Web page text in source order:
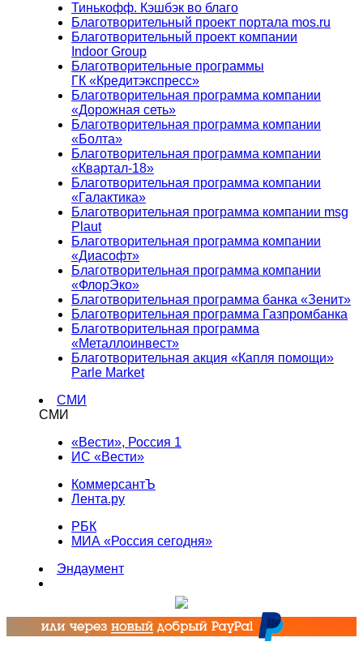
Тинькофф. Кэшбэк во благо
Благотворительный проект портала mos.ru
Благотворительный проект компании
Indoor Group
Благотворительные программы
ГК «Кредитэкспресс»
Благотворительная программа компании
«Дорожная сеть»
Благотворительная программа компании
«Болта»
Благотворительная программа компании
«Квартал-18»
Благотворительная программа компании
«Галактика»
Благотворительная программа компании msg
Plaut
Благотворительная программа компании
«Диасофт»
Благотворительная программа компании
«ФлорЭко»
Благотворительная программа банка «Зенит»
Благотворительная программа Газпромбанка
Благотворительная программа
«Металлоинвест»
Благотворительная акция «Капля помощи»
Parle Market
СМИ
СМИ
«Вести», Россия 1
ИС «Вести»
КоммерсантЪ
Лента.ру
РБК
МИА «Россия сегодня»
Эндаумент